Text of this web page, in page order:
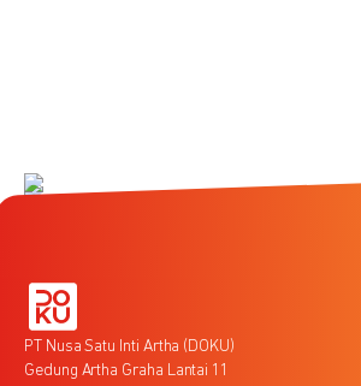
PT Nusa Satu Inti Artha (DOKU)
Gedung Artha Graha Lantai 11